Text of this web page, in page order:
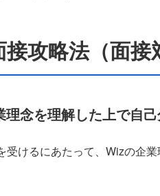
攻略法（面接
理念を理解した上で自
受けるにあたって、Wizの企